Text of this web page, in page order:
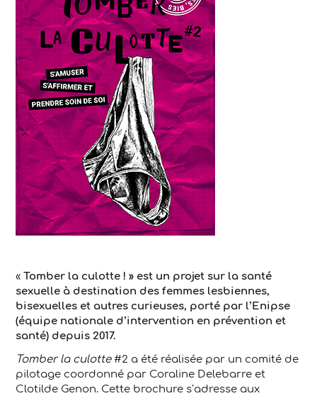
« Tomber la culotte ! » est un projet sur la santé
sexuelle à destination des femmes lesbiennes,
bisexuelles et autres curieuses, porté par l’Enipse
(équipe nationale d’intervention en prévention et
santé) depuis 2017.
Tomber la culotte#2 a été réalisée par un comité de
pilotage coordonné par Coraline Delebarre et
Clotilde Genon. Cette brochure s’adresse aux